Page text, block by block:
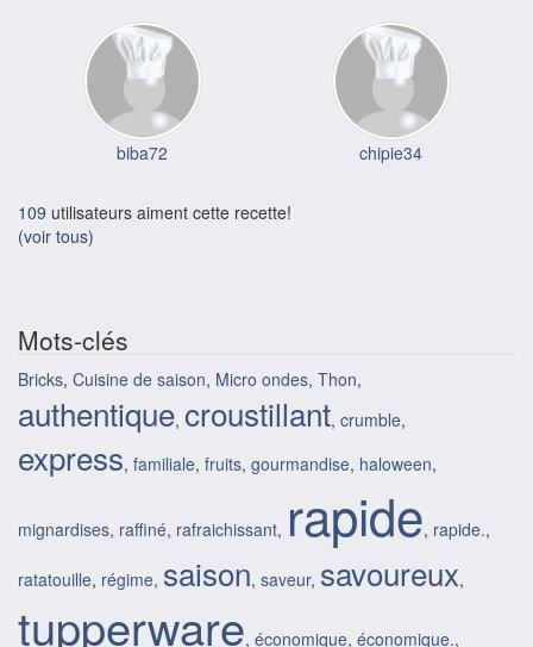
biba72 chipie34
109 utilisateurs aiment cette recette!
(voir tous)
Mots-clés
Bricks, Cuisine de saison, Micro ondes, Thon,
authentique, croustillant, crumble,
express, familiale, fruits, gourmandise, haloween,
mignardises, raffiné, rafraichissant, rapide, rapide.,
ratatouille, régime, saison, saveur, savoureux,
tupperware, économique, économique.,